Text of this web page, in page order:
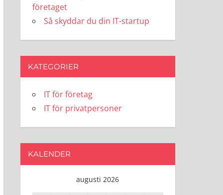
företaget
Så skyddar du din IT-startup
KATEGORIER
IT för företag
IT för privatpersoner
KALENDER
augusti 2026